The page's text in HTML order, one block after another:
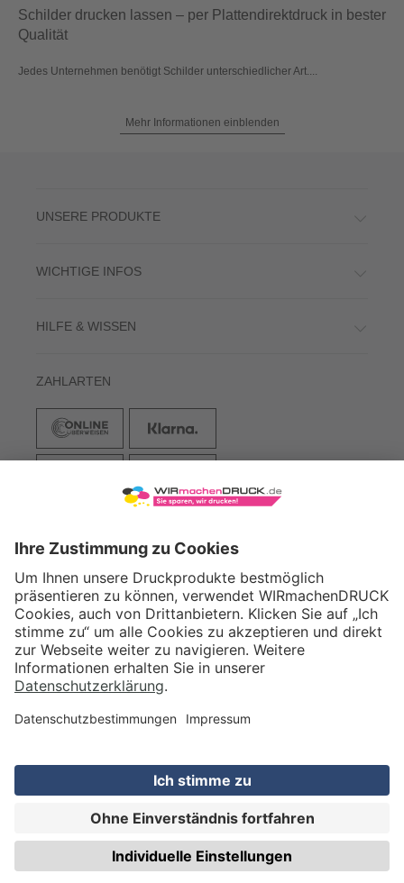
Schilder drucken lassen – per Plattendirektdruck in bester
Qualität
Jedes Unternehmen benötigt Schilder unterschiedlicher Art....
Mehr Informationen einblenden
UNSERE PRODUKTE
WICHTIGE INFOS
HILFE & WISSEN
ZAHLARTEN
VERSAND
WIRmachenDRUCK GmbH
Illerstraße 15